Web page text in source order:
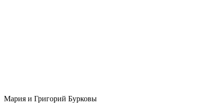
Мария и Григорий Бурковы